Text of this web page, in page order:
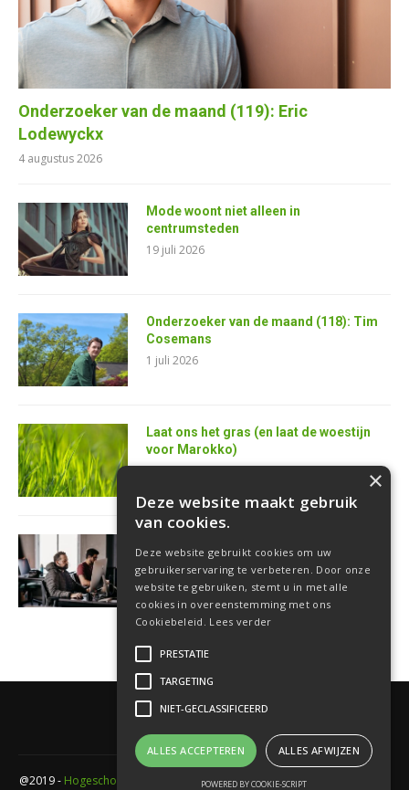
Onderzoeker van de maand (119): Eric
Lodewyckx
4 augustus 2026
Mode woont niet alleen in
centrumsteden
19 juli 2026
Onderzoeker van de maand (118): Tim
Cosemans
1 juli 2026
Laat ons het gras (en laat de woestijn
voor Marokko)
25 juni 2026
softwareontwikkelaar
18 juni 2026
@2019 - Hogeschool PXL
- Elfde-liniestraat 24 Gebouw A , 3500 Hasselt -
×
Deze website maakt gebruik
van cookies.
Deze website gebruikt cookies om uw
gebruikerservaring te verbeteren. Door onze
website te gebruiken, stemt u in met alle
cookies in overeenstemming met ons
Cookiebeleid. Lees verder
PRESTATIE
TARGETING
NIET-GECLASSIFICEERD
ALLES ACCEPTEREN ALLES AFWIJZEN
POWERED BY COOKIE-SCRIPT